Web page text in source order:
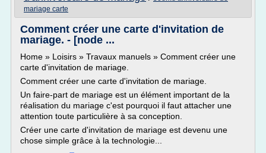
mariage carte
Comment créer une carte d'invitation de
mariage. - [node ...
Home » Loisirs » Travaux manuels » Comment créer une
carte d'invitation de mariage.
Comment créer une carte d'invitation de mariage.
Un faire-part de mariage est un élément important de la
réalisation du mariage c'est pourquoi il faut attacher une
attention toute particulière à sa conception.
Créer une carte d'invitation de mariage est devenu une
chose simple grâce à la technologie...